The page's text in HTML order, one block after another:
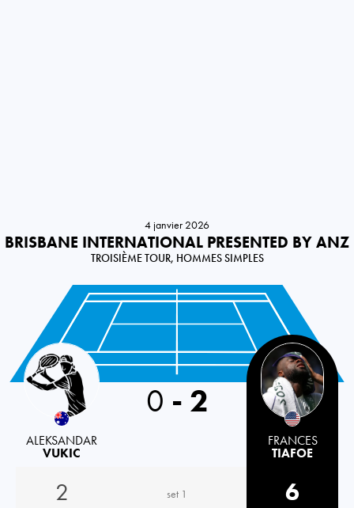
4 janvier 2026
BRISBANE INTERNATIONAL PRESENTED BY ANZ
TROISIÈME TOUR, HOMMES SIMPLES
Australia
ALEKSANDAR
VUKIC
0 - 2
FRANCES
TIAFOE
2 set 1
6